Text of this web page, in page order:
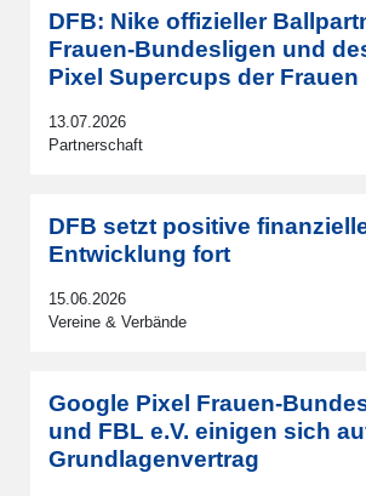
DFB: Nike offizieller
Frauen-Bundesligen und
Pixel Supercups der Frauen
13.07.2026
Partnerschaft
DFB setzt positive
Entwicklung fort
15.06.2026
Vereine & Verbände
Google Pixel Frauen-
und FBL e.V. einigen sich
Grundlagenvertrag